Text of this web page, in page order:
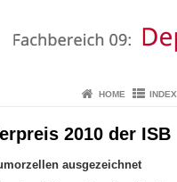
HOME INDEX
2010 der ISB
ausgezeichnet